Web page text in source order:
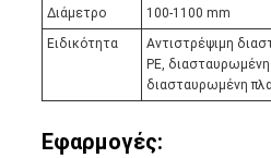
Διάμετρο
100-1100 mm
Ειδικότητα
Αντιστρέψιμη
PE, διασταυρωμένη
διασταυρωμένη
Εφαρμογές: